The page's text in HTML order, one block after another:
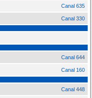
Canal 635
Canal 330
Canal 644
Canal 160
Canal 448